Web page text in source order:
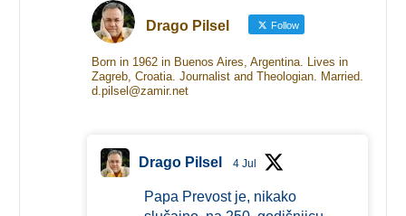
Drago Pilsel Follow
Born in 1962 in Buenos Aires, Argentina. Lives in
Zagreb, Croatia. Journalist and Theologian. Married.
d.pilsel@zamir.net
Drago Pilsel 4 Jul
Papa Prevost je, nikako